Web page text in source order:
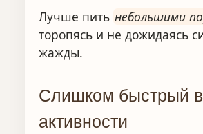
Лучше пить небольшими
торопясь и не дожидаясь
жажды.
Слишком быстрый
активности